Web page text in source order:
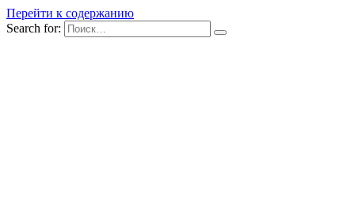
Перейти к содержанию
Search for: